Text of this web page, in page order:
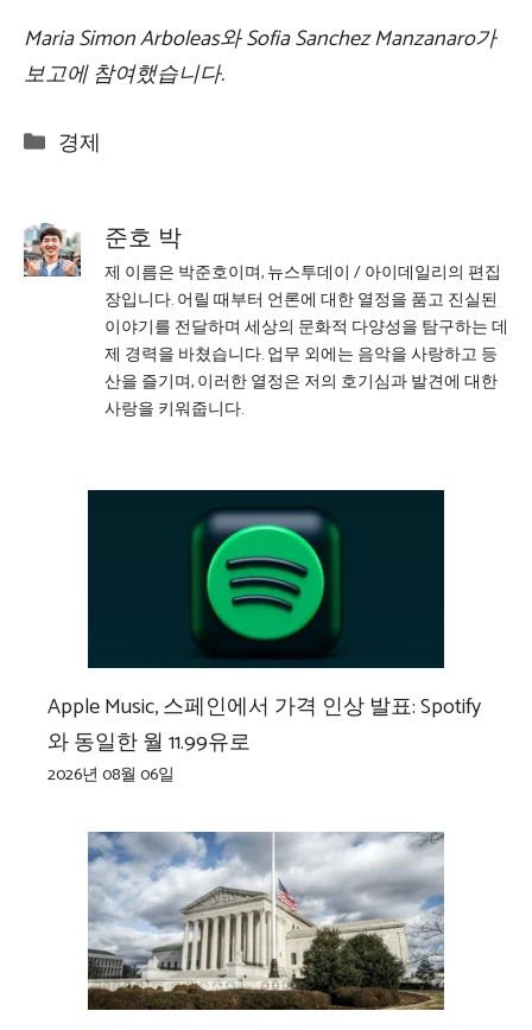
Maria Simon Arboleas와 Sofia Sanchez Manzanaro가
보고에 참여했습니다.
Categories
경제
준호 박
제 이름은 박준호이며, 뉴스투데이 / 아이데일리의 편집
장입니다. 어릴 때부터 언론에 대한 열정을 품고 진실된
이야기를 전달하며 세상의 문화적 다양성을 탐구하는 데
제 경력을 바쳤습니다. 업무 외에는 음악을 사랑하고 등
산을 즐기며, 이러한 열정은 저의 호기심과 발견에 대한
사랑을 키워줍니다.
Apple Music, 스페인에서 가격 인상 발표: Spotify
와 동일한 월 11.99유로
2026년 08월 06일